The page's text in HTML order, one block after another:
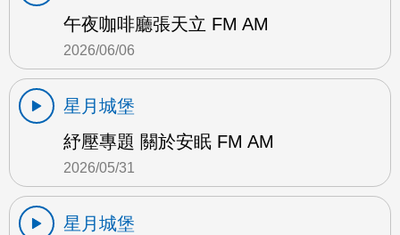
午夜咖啡廳張天立 FM AM
2026/06/06
星月城堡
紓壓專題 關於安眠 FM AM
2026/05/31
星月城堡